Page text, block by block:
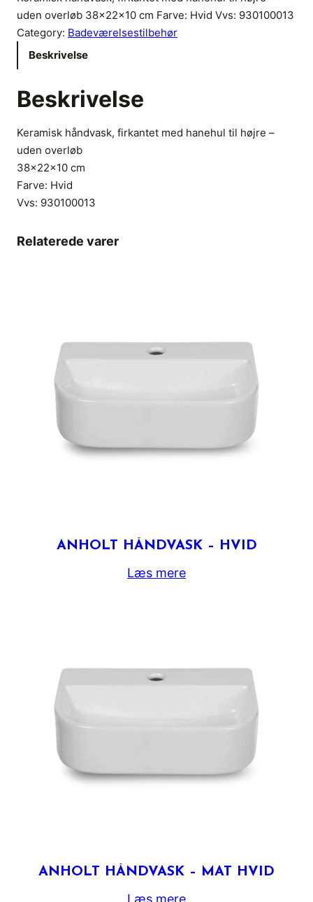
uden overløb 38x22x10 cm Farve: Hvid Vvs: 930100013
Category: Badeværelsestilbehør
Beskrivelse
Beskrivelse
Keramisk håndvask, firkantet med hanehul til højre –
uden overløb
38x22x10 cm
Farve: Hvid
Vvs: 930100013
Relaterede varer
ANHOLT HÅNDVASK – HVID
Læs mere
ANHOLT HÅNDVASK – MAT HVID
Læs mere